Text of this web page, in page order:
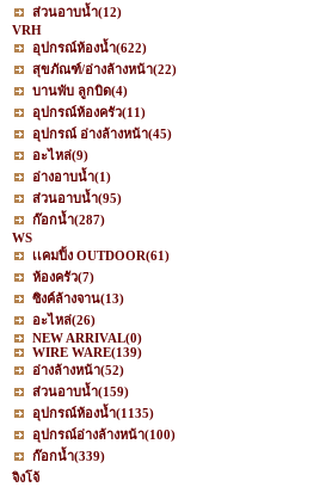
ส่วนอาบน้ำ(12)
VRH
อุปกรณ์ห้องน้ำ(622)
สุขภัณฑ์/อ่างล้างหน้า(22)
บานพับ ลูกบิด(4)
อุปกรณ์ห้องครัว(11)
อุปกรณ์ อ่างล้างหน้า(45)
อะไหล่(9)
อ่างอาบน้ำ(1)
ส่วนอาบน้ำ(95)
ก๊อกน้ำ(287)
WS
เเคมปิ้ง OUTDOOR(61)
ห้องครัว(7)
ซิงค์ล้างจาน(13)
อะไหล่(26)
NEW ARRIVAL(0)
WIRE WARE(139)
อ่างล้างหน้า(52)
ส่วนอาบน้ำ(159)
อุปกรณ์ห้องน้ำ(1135)
อุปกรณ์อ่างล้างหน้า(100)
ก๊อกน้ำ(339)
จิงโจ้